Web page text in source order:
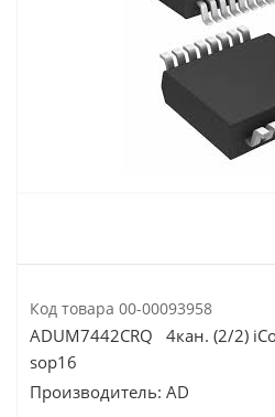
Код товара 00-00093958
ADUM7442CRQ 4кан. (2/2)
sop16
Производитель: AD